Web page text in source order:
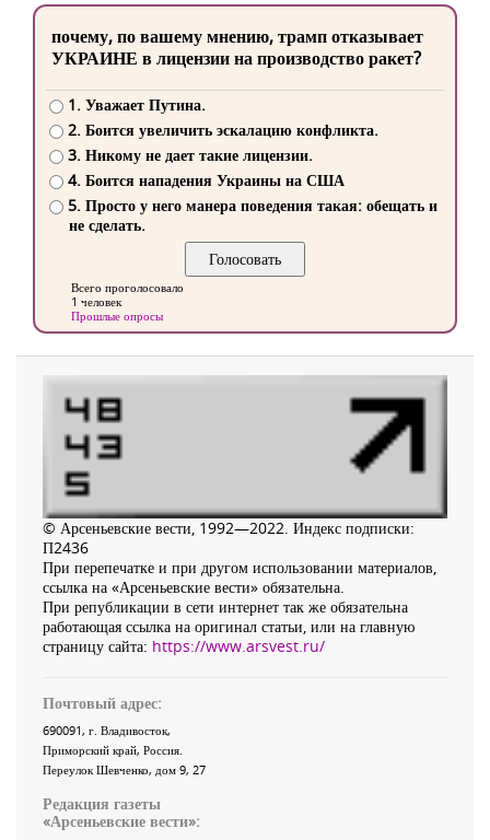
почему, по вашему мнению, трамп отказывает
УКРАИНЕ в лицензии на производство ракет?
1. Уважает Путина.
2. Боится увеличить эскалацию конфликта.
3. Никому не дает такие лицензии.
4. Боится нападения Украины на США
5. Просто у него манера поведения такая: обещать и
не сделать.
Всего проголосовало
1 человек
Прошлые опросы
© Арсеньевские вести, 1992—2022. Индекс подписки:
П2436
При перепечатке и при другом использовании материалов,
ссылка на «Арсеньевские вести» обязательна.
При републикации в сети интернет так же обязательна
работающая ссылка на оригинал статьи, или на главную
страницу сайта: https://www.arsvest.ru/
Почтовый адрес:
690091, г. Владивосток,
Приморский край, Россия
Переулок Шевченко, дом 9, 27
Редакция газеты
«Арсеньевские вести»: